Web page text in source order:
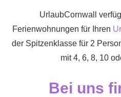
UrlaubCornwall
Ferienwohnungen für Ihren
der Spitzenklasse für 2
mit 4, 6, 8, 10
Bei uns